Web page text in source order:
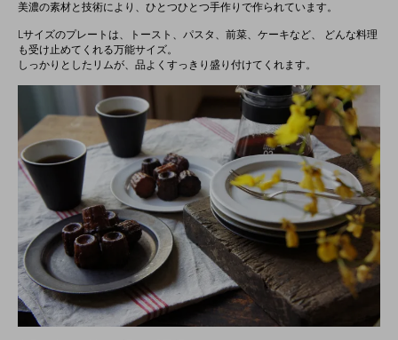
美濃の素材と技術により、ひとつひとつ手作りで作られています。
Lサイズのプレートは、トースト、パスタ、前菜、ケーキなど、 どんな料理
も受け止めてくれる万能サイズ。
しっかりとしたリムが、品よくすっきり盛り付けてくれます。